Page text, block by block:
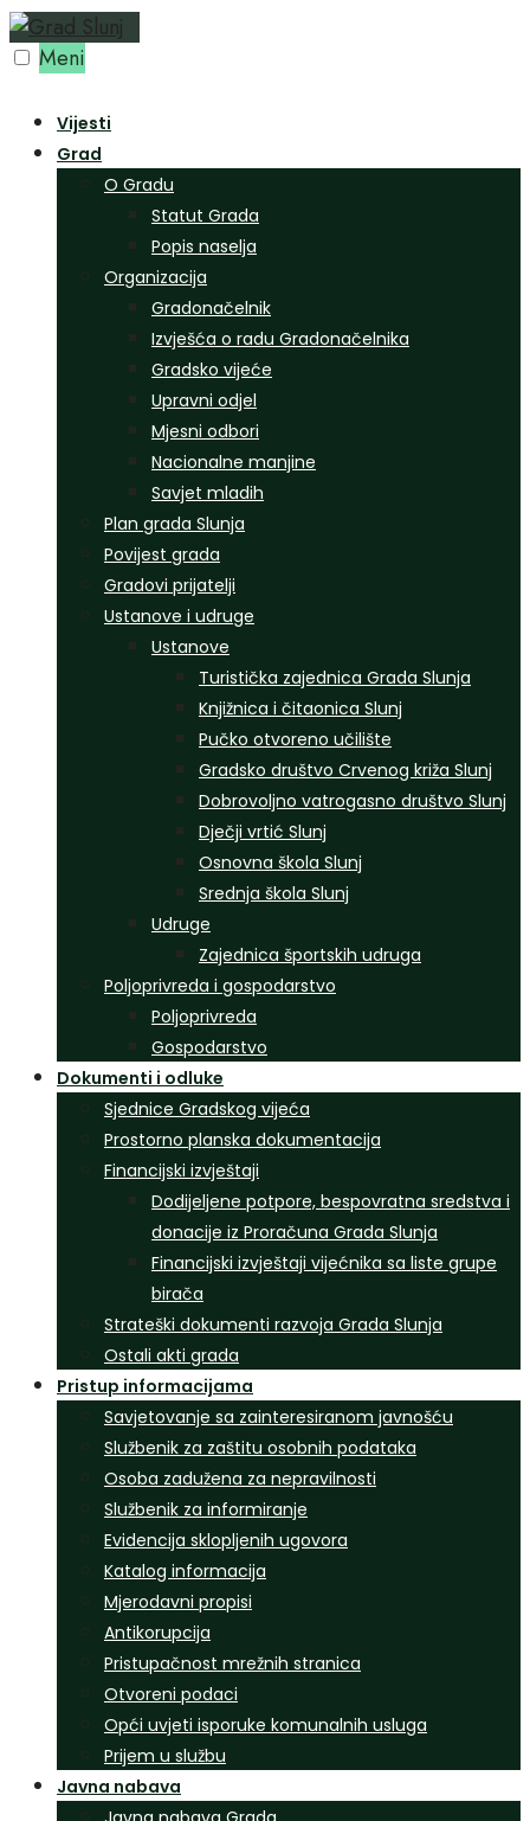
Preskoči
na Meni
Vijesti
Grad
O Gradu
Statut Grada
Popis naselja
Organizacija
Gradonačelnik
Izvješća o radu Gradonačelnika
Gradsko vijeće
Upravni odjel
Mjesni odbori
Nacionalne manjine
Savjet mladih
Plan grada Slunja
Povijest grada
Gradovi prijatelji
Ustanove i udruge
Ustanove
Turistička zajednica Grada Slunja
Knjižnica i čitaonica Slunj
Pučko otvoreno učilište
Gradsko društvo Crvenog križa Slunj
Dobrovoljno vatrogasno društvo Slunj
Dječji vrtić Slunj
Osnovna škola Slunj
Srednja škola Slunj
Udruge
Zajednica športskih udruga
Poljoprivreda i gospodarstvo
Poljoprivreda
Gospodarstvo
Dokumenti i odluke
Sjednice Gradskog vijeća
Prostorno planska dokumentacija
Financijski izvještaji
Dodijeljene potpore, bespovratna sredstva i
donacije iz Proračuna Grada Slunja
Financijski izvještaji vijećnika sa liste grupe
birača
Strateški dokumenti razvoja Grada Slunja
Ostali akti grada
Pristup informacijama
Savjetovanje sa zainteresiranom javnošću
Službenik za zaštitu osobnih podataka
Osoba zadužena za nepravilnosti
Službenik za informiranje
Evidencija sklopljenih ugovora
Katalog informacija
Mjerodavni propisi
Antikorupcija
Pristupačnost mrežnih stranica
Otvoreni podaci
Opći uvjeti isporuke komunalnih usluga
Prijem u službu
Javna nabava